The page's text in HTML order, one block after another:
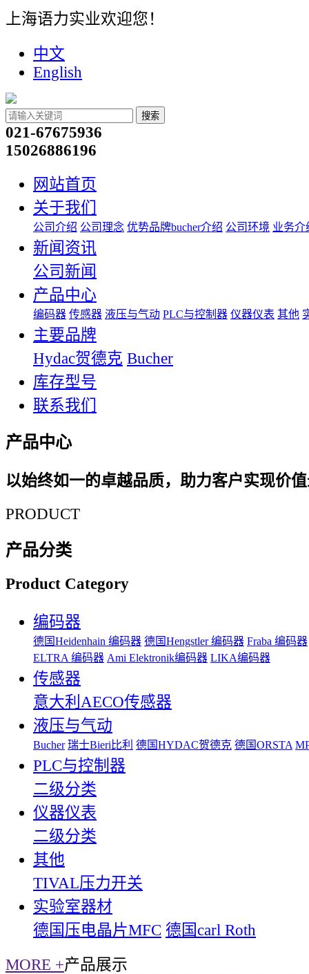
上海语力实业欢迎您！
中文
English
搜索
021-67675936
15026886196
网站首页
关于我们
公司介绍 公司理念 优势品牌bucher介绍 公司环境 业务介
新闻资讯
公司新闻
产品中心
编码器 传感器 液压与气动 PLC与控制器 仪器仪表 其他
主要品牌
Hydac贺德克 Bucher
库存型号
联系我们
产品中心
以始终如一的卓越品质，助力客户实现价
PRODUCT
产品分类
Product Category
编码器
德国Heidenhain 编码器 德国Hengstler 编码器 Fraba 编码器
ELTRA 编码器 Ami Elektronik编码器 LIKA编码器
传感器
意大利AECO传感器
液压与气动
Bucher 瑞士Bieri比利 德国HYDAC贺德克 德国ORSTA
PLC与控制器
二级分类
仪器仪表
二级分类
其他
TIVAL压力开关
实验室器材
德国压电晶片MFC 德国carl Roth
MORE +产品展示